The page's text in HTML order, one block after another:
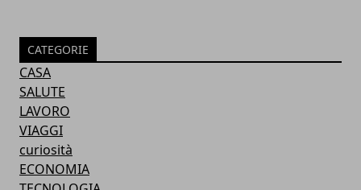
CATEGORIE
CASA
SALUTE
LAVORO
VIAGGI
curiosità
ECONOMIA